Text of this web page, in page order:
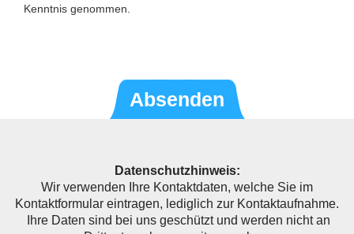
Kenntnis genommen.
Datenschutzhinweis:
Wir verwenden Ihre Kontaktdaten, welche Sie im
Kontaktformular eintragen, lediglich zur Kontaktaufnahme.
Ihre Daten sind bei uns geschützt und werden nicht an